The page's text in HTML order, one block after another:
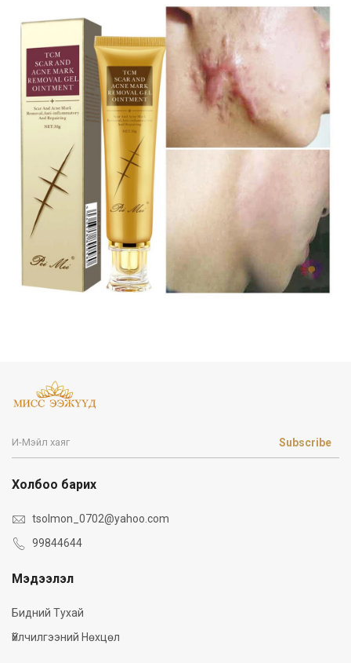
Subscribe
Холбоо барих
tsolmon_0702@yahoo.com
99844644
Мэдээлэл
Бидний Тухай
Үйлчилгээний Нөхцөл